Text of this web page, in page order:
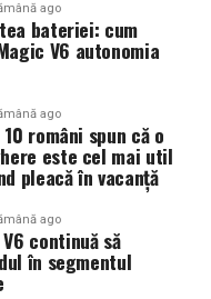
ago
bateriei: cum
V6 autonomia
ago
români spun că o
este cel mai util
pleacă în vacanță
ago
V6 continuă să
în segmentul